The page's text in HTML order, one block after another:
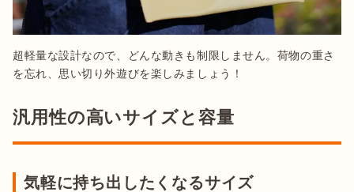
超軽量な設計なので、どんな動きも制限しません。荷物の重さ
を忘れ、思い切り外遊びを楽しみましょう！
汎用性の高いサイズと容量
気軽に持ち出したくなるサイズ